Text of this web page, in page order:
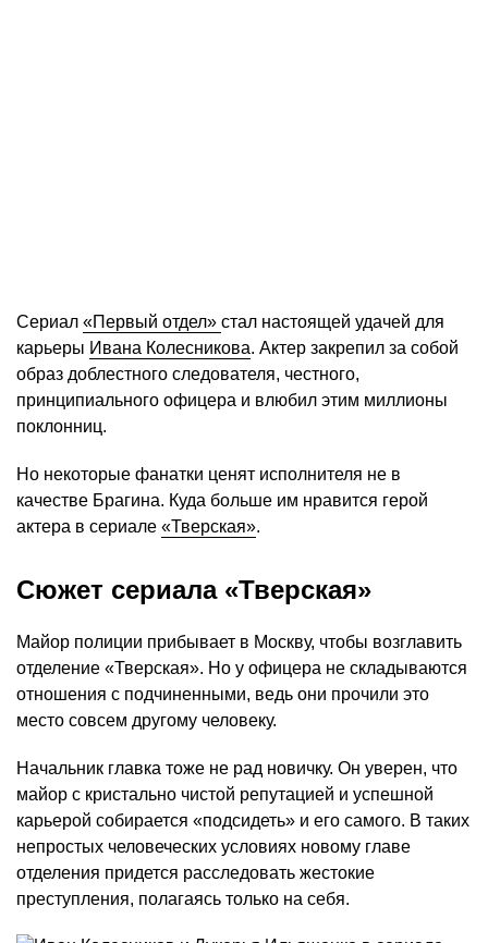
Сериал «Первый отдел» стал настоящей удачей для
карьеры Ивана Колесникова. Актер закрепил за собой
образ доблестного следователя, честного,
принципиального офицера и влюбил этим миллионы
поклонниц.
Но некоторые фанатки ценят исполнителя не в
качестве Брагина. Куда больше им нравится герой
актера в сериале «Тверская».
Сюжет сериала «Тверская»
Майор полиции прибывает в Москву, чтобы возглавить
отделение «Тверская». Но у офицера не складываются
отношения с подчиненными, ведь они прочили это
место совсем другому человеку.
Начальник главка тоже не рад новичку. Он уверен, что
майор с кристально чистой репутацией и успешной
карьерой собирается «подсидеть» и его самого. В таких
непростых человеческих условиях новому главе
отделения придется расследовать жестокие
преступления, полагаясь только на себя.